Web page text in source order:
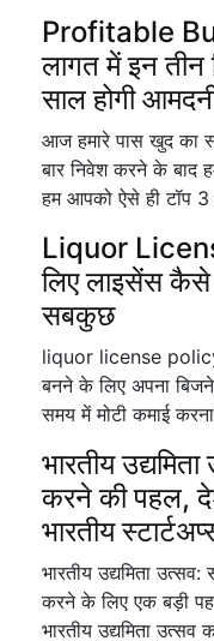
Profitable
लागत में इन
साल होगी
आज हमारे पास खुद का
बार निवेश करने के
हम आपको ऐसे ही टॉप 3
Liquor
लिए लाइसेंस
सबकुछ
liquor license
बनने के लिए अपना
समय में मोटी कमाई
भारतीय
करने की पहल,
भारतीय
भारतीय उद्यमिता
करने के लिए एक बड़ी
भारतीय उद्यमिता